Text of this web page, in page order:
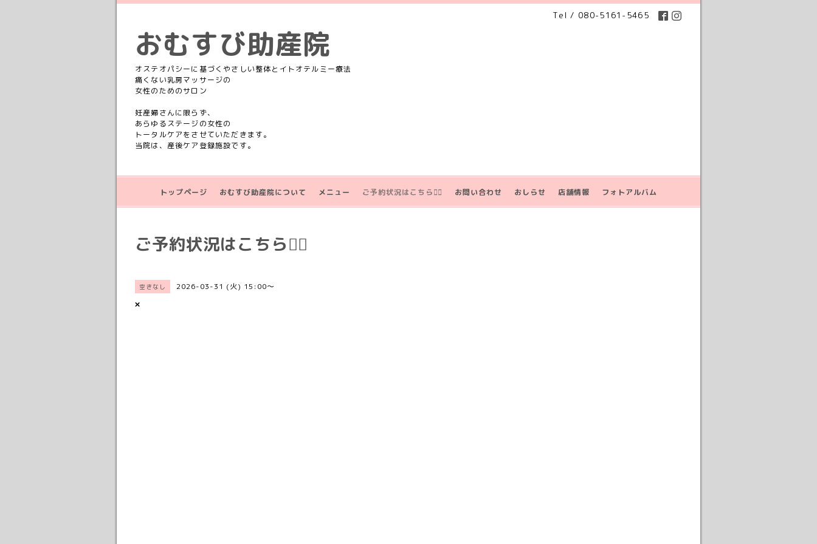
Tel / 080-5161-5465
おむすび助産院
オステオパシーに基づくやさしい整体とイトオテルミー療法
痛くない乳房マッサージの
女性のためのサロン
妊産婦さんに限らず、
あらゆるステージの女性の
トータルケアをさせていただきます。
当院は、産後ケア登録施設です。
トップページ おむすび助産院について メニュー ご予約状況はこちら💁‍♀️ お問い合わせ おしらせ 店舗情報 フォトアルバム
ご予約状況はこちら💁‍♀️
空きなし 2026-03-31 (火) 15:00～
×